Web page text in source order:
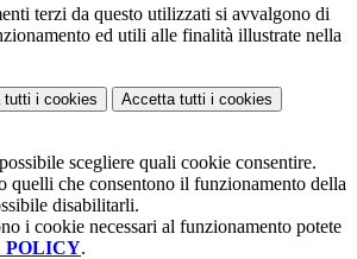
terzi da questo utilizzati si avvalgono di
ed utili alle finalità illustrate nella
tutti i cookies Accetta tutti i cookies
scegliere quali cookie consentire.
quelli che consentono il funzionamento della
disabilitarli.
i cookie necessari al funzionamento potete
POLICY.